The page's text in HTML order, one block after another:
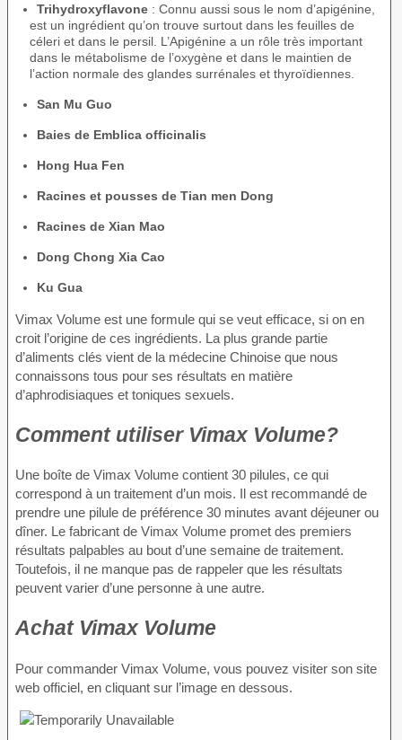
Trihydroxyflavone : Connu aussi sous le nom d’apigénine,
est un ingrédient qu’on trouve surtout dans les feuilles de
céleri et dans le persil. L’Apigénine a un rôle très important
dans le métabolisme de l’oxygène et dans le maintien de
l’action normale des glandes surrénales et thyroïdiennes.
San Mu Guo
Baies de Emblica officinalis
Hong Hua Fen
Racines et pousses de Tian men Dong
Racines de Xian Mao
Dong Chong Xia Cao
Ku Gua
Vimax Volume est une formule qui se veut efficace, si on en
croit l’origine de ces ingrédients. La plus grande partie
d’aliments clés vient de la médecine Chinoise que nous
connaissons tous pour ses résultats en matière
d’aphrodisiaques et toniques sexuels.
Comment utiliser Vimax Volume?
Une boîte de Vimax Volume contient 30 pilules, ce qui
correspond à un traitement d’un mois. Il est recommandé de
prendre une pilule de préférence 30 minutes avant déjeuner ou
dîner. Le fabricant de Vimax Volume promet des premiers
résultats palpables au bout d’une semaine de traitement.
Toutefois, il ne manque pas de rappeler que les résultats
peuvent varier d’une personne à une autre.
Achat Vimax Volume
Pour commander Vimax Volume, vous pouvez visiter son site
web officiel, en cliquant sur l’image en dessous.